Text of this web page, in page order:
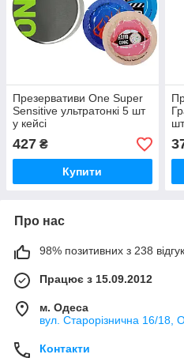
Презервативи One Super
Sensitive ультратонкі 5 шт
у кейсі
427 ₴
Купити
шт
Про нас
98% позитивних з 238
Працює з 15.09.2012
м. Одеса
вул. Старорізнична 16/18,
Контакти